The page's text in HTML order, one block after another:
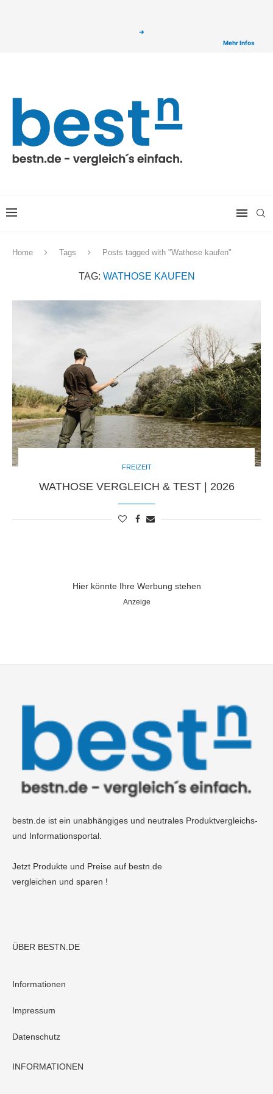
➔
Mehr Infos
Home Tags Posts tagged with "Wathose kaufen"
TAG: WATHOSE KAUFEN
FREIZEIT
WATHOSE VERGLEICH & TEST | 2026
Hier könnte Ihre Werbung stehen
Anzeige
bestn.de ist ein unabhängiges und neutrales Produktvergleichs-
und Informationsportal.
Jetzt Produkte und Preise auf bestn.de
vergleichen und sparen !
ÜBER BESTN.DE
Informationen
Impressum
Datenschutz
INFORMATIONEN